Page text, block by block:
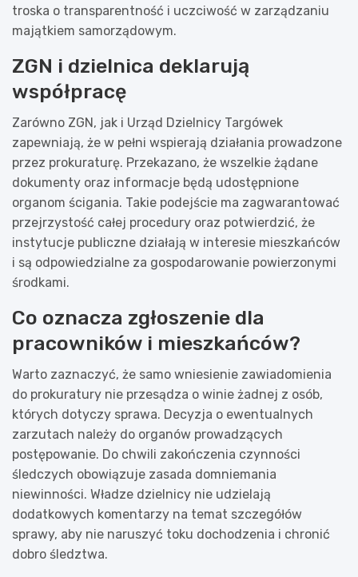
troska o transparentność i uczciwość w zarządzaniu
majątkiem samorządowym.
ZGN i dzielnica deklarują
współpracę
Zarówno ZGN, jak i Urząd Dzielnicy Targówek
zapewniają, że w pełni wspierają działania prowadzone
przez prokuraturę. Przekazano, że wszelkie żądane
dokumenty oraz informacje będą udostępnione
organom ścigania. Takie podejście ma zagwarantować
przejrzystość całej procedury oraz potwierdzić, że
instytucje publiczne działają w interesie mieszkańców
i są odpowiedzialne za gospodarowanie powierzonymi
środkami.
Co oznacza zgłoszenie dla
pracowników i mieszkańców?
Warto zaznaczyć, że samo wniesienie zawiadomienia
do prokuratury nie przesądza o winie żadnej z osób,
których dotyczy sprawa. Decyzja o ewentualnych
zarzutach należy do organów prowadzących
postępowanie. Do chwili zakończenia czynności
śledczych obowiązuje zasada domniemania
niewinności. Władze dzielnicy nie udzielają
dodatkowych komentarzy na temat szczegółów
sprawy, aby nie naruszyć toku dochodzenia i chronić
dobro śledztwa.